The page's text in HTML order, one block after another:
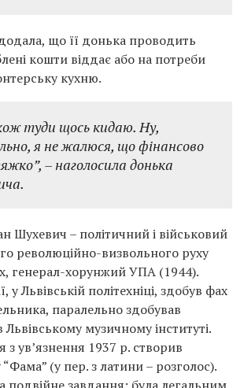
що її донька проводить
кошти віддає або на потреби
кухню.
туди щось кидаю. Ну,
я не жалюся, що фінансово
– наголосила донька
Шухевич – політичний і військовий
революційно-визвольного руху
генерал-хорунжий УПА (1944).
у Львівській політехніці, здобув фах
паралельно здобував
Львівському музичному інституті.
з ув’язнення 1937 р. створив
(у пер. з латини – розголос).